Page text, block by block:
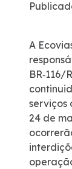
Links úteis
Obras
Ponto de
A
BR‑116/
serviços
24 de